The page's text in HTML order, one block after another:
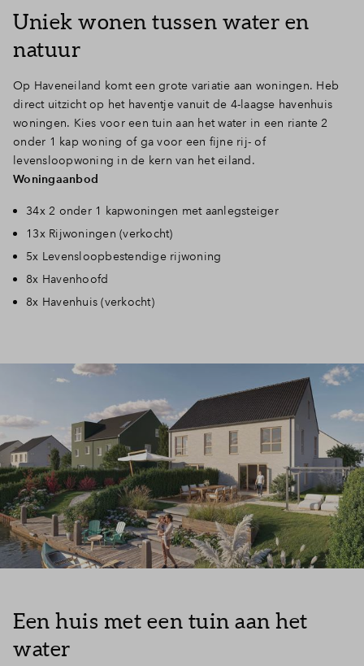
Uniek wonen tussen water en
natuur
Op Haveneiland komt een grote variatie aan woningen. Heb
direct uitzicht op het haventje vanuit de 4-laagse havenhuis
woningen. Kies voor een tuin aan het water in een riante 2
onder 1 kap woning of ga voor een fijne rij- of
levensloopwoning in de kern van het eiland.
Woningaanbod
34x 2 onder 1 kapwoningen met aanlegsteiger
13x Rijwoningen (verkocht)
5x Levensloopbestendige rijwoning
8x Havenhoofd
8x Havenhuis (verkocht)
Een huis met een tuin aan het
water